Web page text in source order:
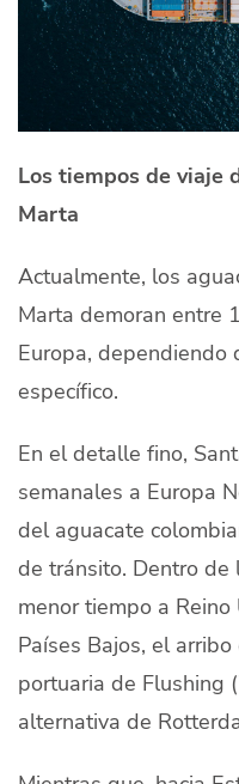
Los tiempos de viaje
Marta
Actualmente, los
Marta demoran entre
Europa, dependiendo
específico.
En el detalle fino,
semanales a Europa
del aguacate
de tránsito. Dentro de
menor tiempo a
Países Bajos, el
portuaria de Flushing
alternativa de